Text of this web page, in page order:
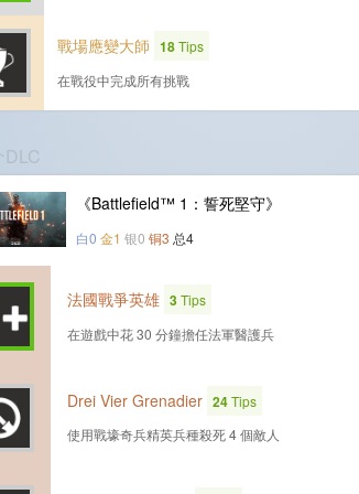
戰場應變大師 18Tips
在戰役中完成所有挑戰
《Battlefield™ 1：誓死堅守》
白0 金1 银0 铜3 总4
法國戰爭英雄 3Tips
在遊戲中花 30 分鐘擔任法軍醫護兵
Drei Vier Grenadier 24Tips
使用戰壕奇兵精英兵種殺死 4 個敵人